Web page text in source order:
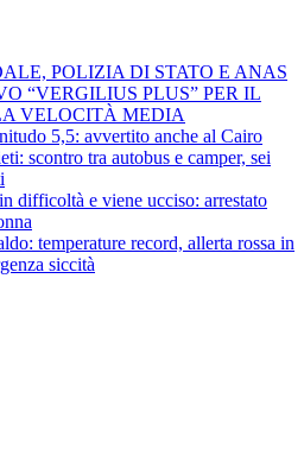
POLIZIA DI STATO E ANAS
“VERGILIUS PLUS” PER IL
VELOCITÀ MEDIA
5,5: avvertito anche al Cairo
scontro tra autobus e camper, sei
difficoltà e viene ucciso: arrestato
temperature record, allerta rossa in
siccità